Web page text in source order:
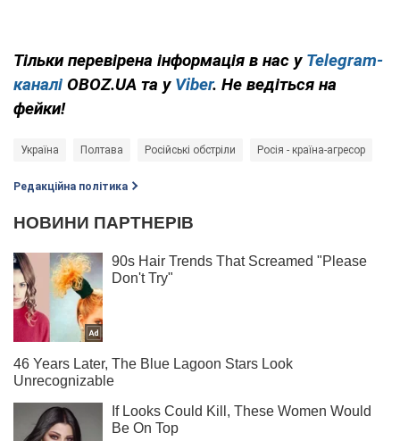
Тільки перевірена інформація в нас у Telegram-
каналі OBOZ.UA та у Viber. Не ведіться на
фейки!
Україна Полтава Російські обстріли Росія - країна-агресор
Редакційна політика